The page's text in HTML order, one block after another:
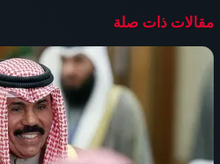
مقالات ذات صلة